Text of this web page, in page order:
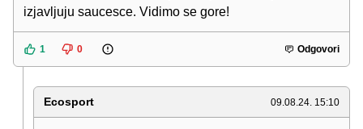
izjavljuju saucesce. Vidimo se gore!
1 0 Odgovori
Ecosport 09.08.24. 15:10